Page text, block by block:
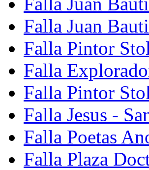
Falla Juan
Falla Pintor
Falla
Falla Pintor
Falla Jesus -
Falla Poetas
Falla Plaza